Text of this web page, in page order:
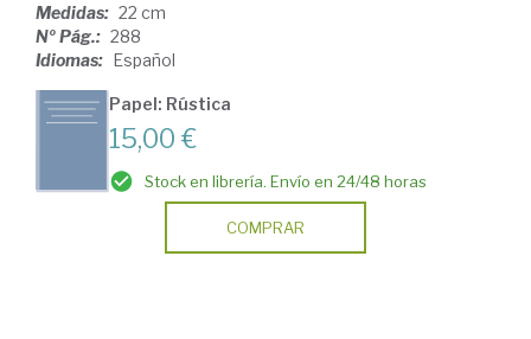
Medidas: 22 cm
Nº Pág.: 288
Idiomas: Español
Papel: Rústica
15,00 €
Stock en librería. Envío en 24/48 horas
COMPRAR